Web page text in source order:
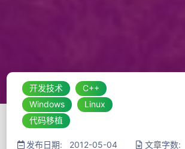
开发技术
C++
Windows
Linux
代码移植
发布日期: 2012-05-04 文章字数